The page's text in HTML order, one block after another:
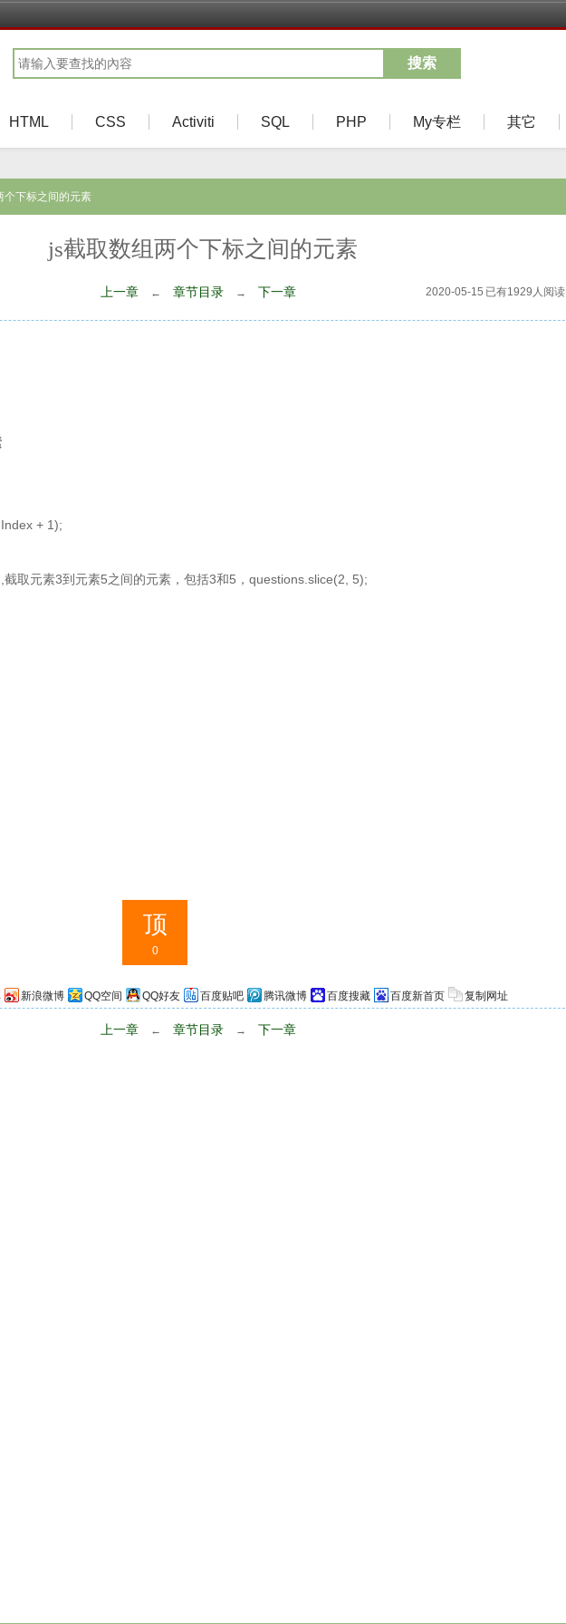
搜索
HTML CSS Activiti SQL PHP My专栏 其它
个下标之间的元素
js截取数组两个下标之间的元素
上一章 ← 章节目录 → 下一章 2020-05-15 已有1929人阅读
+ 1);
取元素3到元素5之间的元素，包括3和5，questions.slice(2, 5);
顶
0
新浪微博 QQ空间 QQ好友 百度贴吧 腾讯微博 百度搜藏 百度新首页 复制网址
上一章 ← 章节目录 → 下一章